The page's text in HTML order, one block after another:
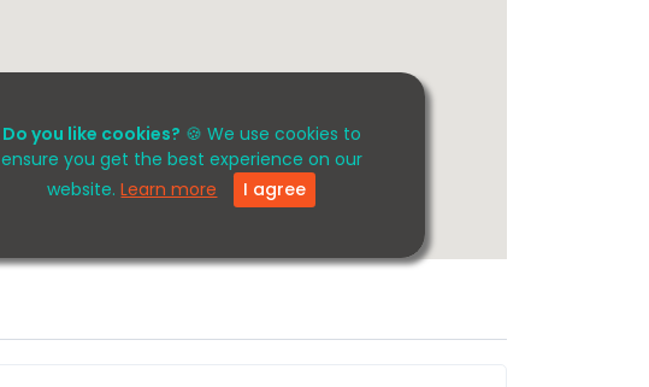
Do you like cookies? 🍪 We use cookies to
ensure you get the best experience on our
website.Learn more I agree